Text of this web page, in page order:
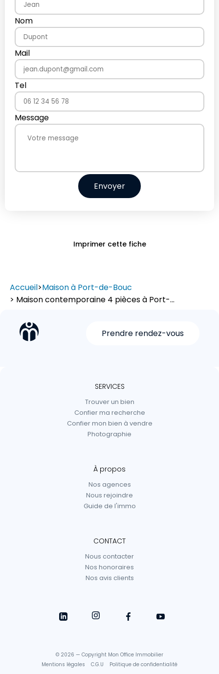
Nom
Mail
Tel
Message
Envoyer
Imprimer cette fiche
Accueil>Maison à Port-de-Bouc
> Maison contemporaine 4 pièces à Port-...
Prendre rendez-vous
SERVICES
Trouver un bien
Confier ma recherche
Confier mon bien à vendre
Photographie
À propos
Nos agences
Nous rejoindre
Guide de l'immo
CONTACT
Nous contacter
Nos honoraires
Nos avis clients
© 2026 — Copyright Mon Office Immobilier
Mentions légales
C.G.U Politique de confidentialité